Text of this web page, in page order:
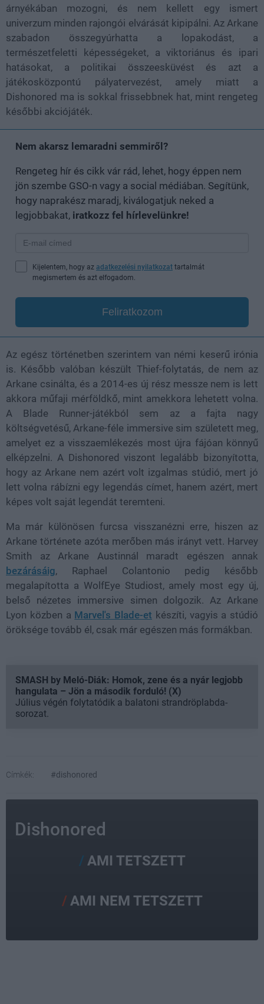
árnyékában mozogni, és nem kellett egy ismert
univerzum minden rajongói elvárását kipipálni. Az Arkane
szabadon összegyúrhatta a lopakodást, a
természetfeletti képességeket, a viktoriánus és ipari
hatásokat, a politikai összeesküvést és azt a
játékosközpontú pályatervezést, amely miatt a
Dishonored ma is sokkal frissebbnek hat, mint rengeteg
későbbi akciójáték.
Nem akarsz lemaradni semmiről?
Rengeteg hír és cikk vár rád, lehet, hogy éppen nem
jön szembe GSO-n vagy a social médiában. Segítünk,
hogy naprakész maradj, kiválogatjuk neked a
legjobbakat, iratkozz fel hírlevelünkre!
Kijelentem, hogy az adatkezelési nyilatkozat tartalmát
megismertem és azt elfogadom.
Feliratkozom
Az egész történetben szerintem van némi keserű irónia
is. Később valóban készült Thief-folytatás, de nem az
Arkane csinálta, és a 2014-es új rész messze nem is lett
akkora műfaji mérföldkő, mint amekkora lehetett volna.
A Blade Runner-játékból sem az a fajta nagy
költségvetésű, Arkane-féle immersive sim született meg,
amelyet ez a visszaemlékezés most újra fájóan könnyű
elképzelni. A Dishonored viszont legalább bizonyította,
hogy az Arkane nem azért volt izgalmas stúdió, mert jó
lett volna rábízni egy legendás címet, hanem azért, mert
képes volt saját legendát teremteni.
Ma már különösen furcsa visszanézni erre, hiszen az
Arkane története azóta merőben más irányt vett. Harvey
Smith az Arkane Austinnál maradt egészen annak
bezárásáig, Raphael Colantonio pedig később
megalapította a WolfEye Studiost, amely most egy új,
belső nézetes immersive simen dolgozik. Az Arkane
Lyon közben a Marvel's Blade-et készíti, vagyis a stúdió
öröksége tovább él, csak már egészen más formákban.
SMASH by Meló-Diák: Homok, zene és a nyár legjobb
hangulata – Jön a második forduló! (X)
Július végén folytatódik a balatoni strandröplabda-
sorozat.
Címkék: #dishonored
Dishonored
AMI TETSZETT
AMI NEM TETSZETT